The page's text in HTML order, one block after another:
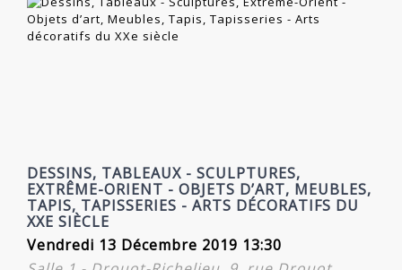
DESSINS, TABLEAUX - SCULPTURES,
EXTRÊME-ORIENT - OBJETS D’ART, MEUBLES,
TAPIS, TAPISSERIES - ARTS DÉCORATIFS DU
XXE SIÈCLE
Vendredi 13 Décembre 2019 13:30